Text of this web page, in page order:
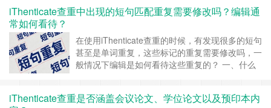
格 其实iThenticate 并不具备识别模板化写作风格
的……继续阅读 »
iThenticate查重中出现的短句匹配重复需要修改吗？编辑通
常如何看待？
在使用iThenticate查重的时候，有发现很多的短句
甚至是单词重复，这些标记的重复需要修改吗，一
般情况下编辑是如何看待这些重复的？ 一、什么
内容的，只要连续字符数达到系统的最小匹配阈
iThenticate查重是否涵盖会议论文、学位论文以及预印本内